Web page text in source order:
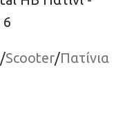
/Scooter/Πατίνια